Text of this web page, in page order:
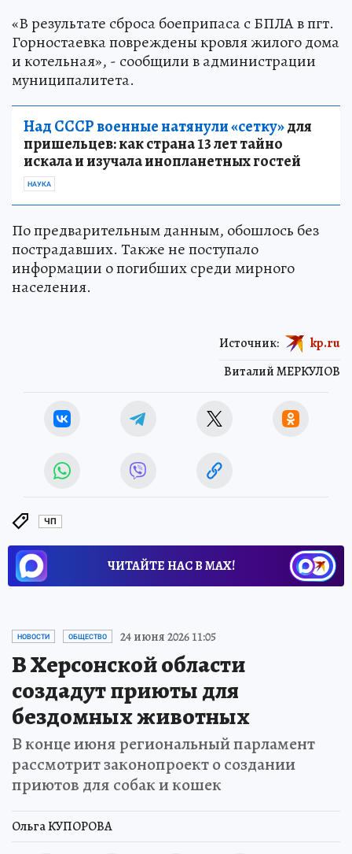
«В результате сброса боеприпаса с БПЛА в пгт.
Горностаевка повреждены кровля жилого дома
и котельная», - сообщили в администрации
муниципалитета.
Над СССР военные натянули «сетку»для
пришельцев: как страна 13 лет тайно
искала и изучала инопланетных гостей
НАУКА
По предварительным данным, обошлось без
пострадавших. Также не поступало
информации о погибших среди мирного
населения.
Виталий МЕРКУЛОВ
Источник: kp.ru
ЧП
ЧИТАЙТЕ НАС В МАХ!
НОВОСТИ ОБЩЕСТВО 24 июня 2026 11:05
В Херсонской области
создадут приюты для
бездомных животных
В конце июня региональный парламент
рассмотрит законопроект о создании
приютов для собак и кошек
Ольга КУПОРОВА